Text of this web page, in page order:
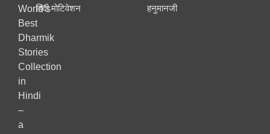
World’s
Best
Dharmik
Stories
Collection
in
Hindi
–
a
हिंदी मोटिवेशन
हनुमानजी